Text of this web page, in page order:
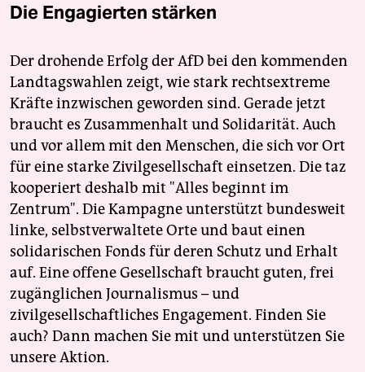
Die Engagierten stärken
Der drohende Erfolg der AfD bei den kommenden
Landtagswahlen zeigt, wie stark rechtsextreme
Kräfte inzwischen geworden sind. Gerade jetzt
braucht es Zusammenhalt und Solidarität. Auch
und vor allem mit den Menschen, die sich vor Ort
für eine starke Zivilgesellschaft einsetzen. Die taz
kooperiert deshalb mit "Alles beginnt im
Zentrum". Die Kampagne unterstützt bundesweit
linke, selbstverwaltete Orte und baut einen
solidarischen Fonds für deren Schutz und Erhalt
auf. Eine offene Gesellschaft braucht guten, frei
zugänglichen Journalismus – und
zivilgesellschaftliches Engagement. Finden Sie
auch? Dann machen Sie mit und unterstützen Sie
unsere Aktion.